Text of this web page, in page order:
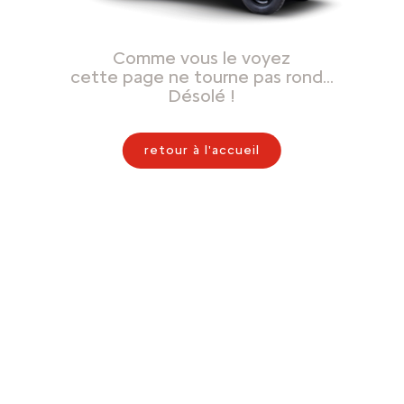
Comme vous le voyez
cette page ne tourne pas rond…
Désolé !
retour à l'accueil